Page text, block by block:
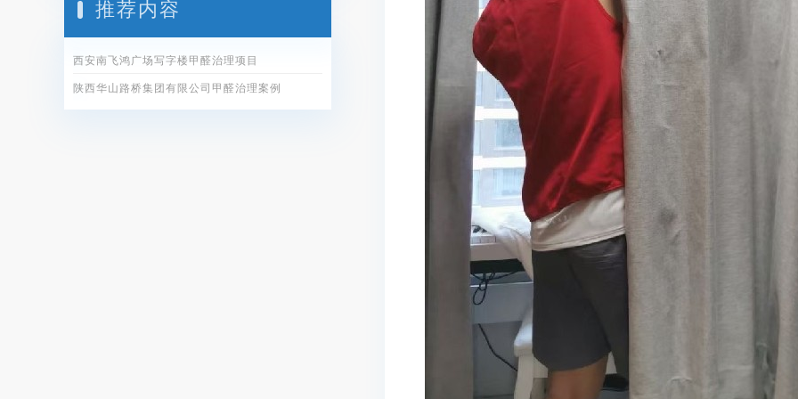
推荐内容
西安南飞鸿广场写字楼甲醛治理项目
陕西华山路桥集团有限公司甲醛治理案例